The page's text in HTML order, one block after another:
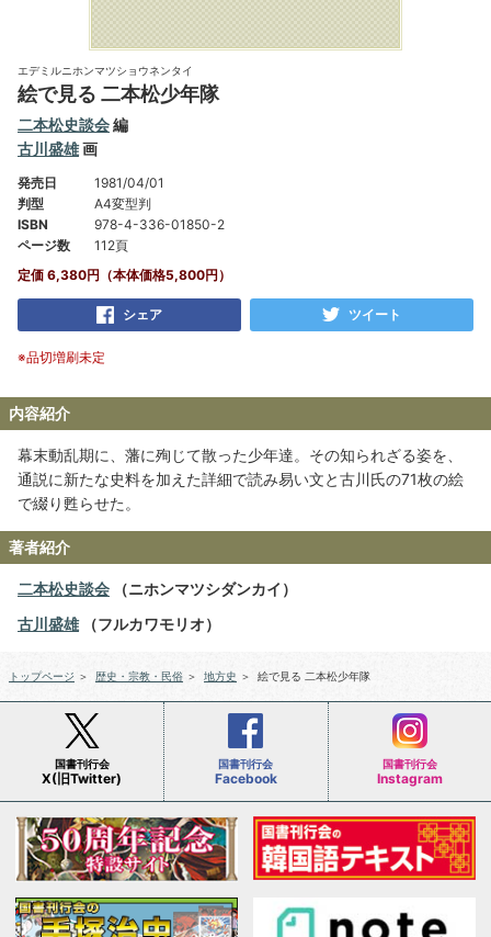
エデミルニホンマツショウネンタイ
絵で見る 二本松少年隊
二本松史談会編
古川盛雄画
発売日
1981/04/01
判型
A4変型判
ISBN
978-4-336-01850-2
ページ数
112頁
定価 6,380円（本体価格5,800円）
シェア ツイート
※品切増刷未定
内容紹介
幕末動乱期に、藩に殉じて散った少年達。その知られざる姿を、
通説に新たな史料を加えた詳細で読み易い文と古川氏の71枚の絵
で綴り甦らせた。
著者紹介
二本松史談会 （ニホンマツシダンカイ）
古川盛雄（フルカワモリオ）
トップページ ＞ 歴史・宗教・民俗 ＞ 地方史 ＞ 絵で見る 二本松少年隊
国書刊行会
X(旧Twitter)
国書刊行会
Facebook
国書刊行会
Instagram